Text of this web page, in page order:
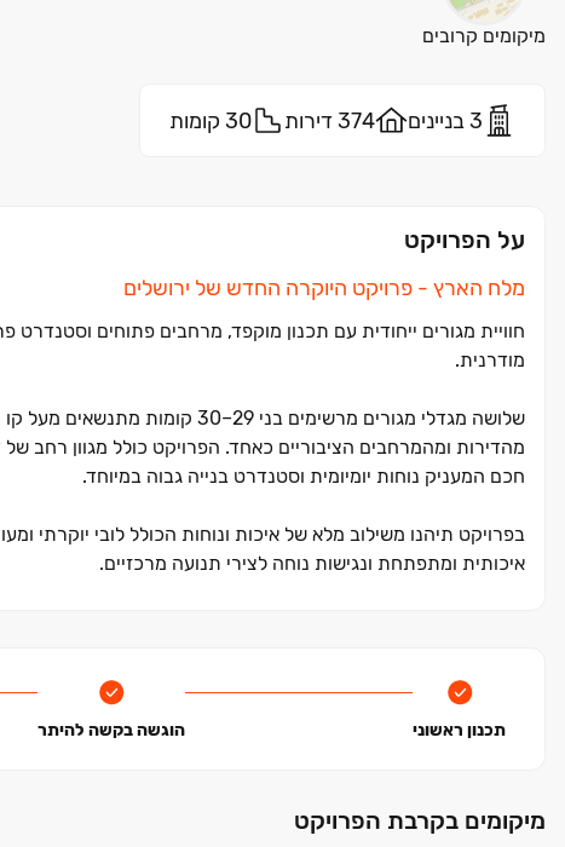
מיקומים קרובים
3 בניינים 374 דירות 30 קומות
על הפרויקט
מלח הארץ ‏- פרויקט היוקרה החדש של ירושלים
חוויית מגורים ייחודית עם תכנון מוקפד, מרחבים פתוחים
מודרנית.
שלושה מגדלי מגורים מרשימים
חכם המעניק נוחות יומיומית וסטנדרט בנייה גבוה במיוחד.
בפרויקט תיהנו משילוב מלא של איכות ונוחות הכולל לובי יוקרתי
איכותית ומתפתחת ונגישות נוחה לצירי תנועה מרכזיים.
בירושלים וחוויית מגורים מלאה בפרויקט חדש.
בנוסף, נהנים הדיירים ממעטפת קהילתית מלאה הכוללת בית כנסת,
זה הזמן לגלות את מלח הארץ ולהתחבר לסטנדרט החדש של ירושלים.
תכנון ראשוני הוגשה בקשה להיתר
מיקומים בקרבת הפרויקט